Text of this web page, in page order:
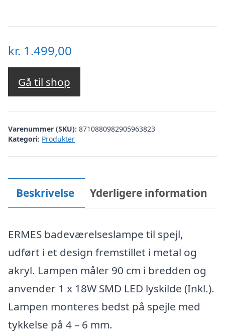
kr. 1.499,00
Gå til shop
Varenummer (SKU): 8710880982905963823
Kategori: Produkter
Beskrivelse Yderligere information
ERMES badeværelseslampe til spejl,
udført i et design fremstillet i metal og
akryl. Lampen måler 90 cm i bredden og
anvender 1 x 18W SMD LED lyskilde (Inkl.).
Lampen monteres bedst på spejle med
tykkelse på 4 – 6 mm.